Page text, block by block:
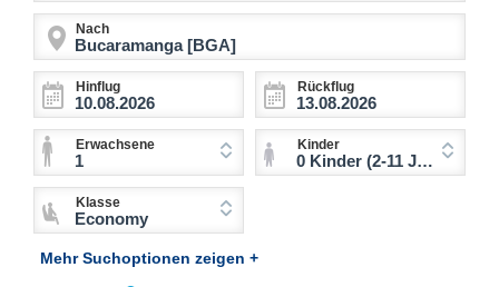
Nach
Hinflug Rückflug
Erwachsene
1
Kinder
0 Kinder (2-11 Jahre)
Klasse
Economy
Mehr Suchoptionen zeigen +